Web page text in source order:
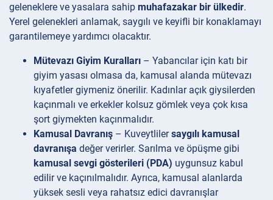
geleneklere ve yasalara sahip muhafazakar bir ülkedir.
Yerel gelenekleri anlamak, saygılı ve keyifli bir konaklamayı
garantilemeye yardımcı olacaktır.
Mütevazı Giyim Kuralları – Yabancılar için katı bir
giyim yasası olmasa da, kamusal alanda mütevazı
kıyafetler giymeniz önerilir. Kadınlar açık giysilerden
kaçınmalı ve erkekler kolsuz gömlek veya çok kısa
şort giymekten kaçınmalıdır.
Kamusal Davranış – Kuveytlilersaygılı kamusal
davranışa değer verirler. Sarılma ve öpüşme gibi
kamusal sevgi gösterileri (PDA) uygunsuz kabul
edilir ve kaçınılmalıdır. Ayrıca, kamusal alanlarda
yüksek sesli veya rahatsız edici davranışlar